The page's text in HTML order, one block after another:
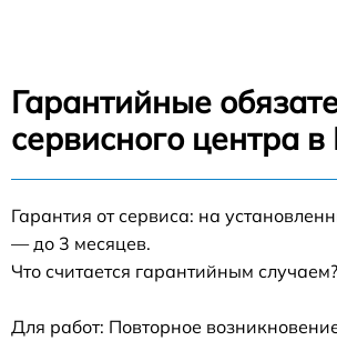
Гарантийные
сервисного центра
Гарантия от сервиса: на
— до 3 месяцев.
Что считается гарантийным случаем?
Для работ: Повторное